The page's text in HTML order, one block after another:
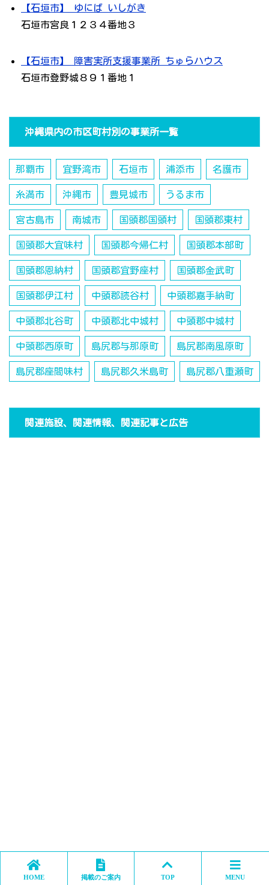
【石垣市】 ゆにば いしがき
石垣市宮良１２３４番地３
【石垣市】 障害実所支援事業所 ちゅらハウス
石垣市登野城８９１番地１
沖縄県内の市区町村別の事業所一覧
那覇市 宜野湾市 石垣市 浦添市 名護市
糸満市 沖縄市 豊見城市 うるま市
宮古島市 南城市 国頭郡国頭村 国頭郡東村
国頭郡大宜味村 国頭郡今帰仁村 国頭郡本部町
国頭郡恩納村 国頭郡宜野座村 国頭郡金武町
国頭郡伊江村 中頭郡読谷村 中頭郡嘉手納町
中頭郡北谷町 中頭郡北中城村 中頭郡中城村
中頭郡西原町 島尻郡与那原町 島尻郡南風原町
島尻郡座間味村 島尻郡久米島町 島尻郡八重瀬町
関連施設、関連情報、関連記事と広告
HOME 掲載のご案内 TOP MENU